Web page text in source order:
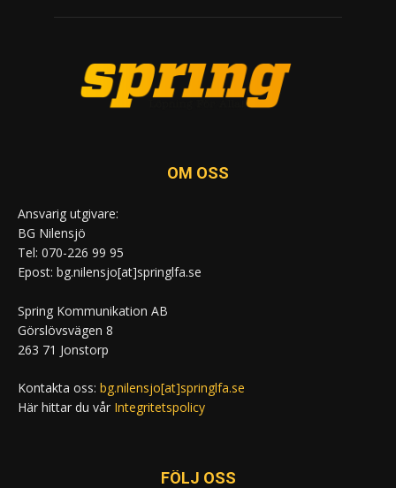
OM OSS
Ansvarig utgivare:
BG Nilensjö
Tel: 070-226 99 95
Epost: bg.nilensjo[at]springlfa.se
Spring Kommunikation AB
Görslövsvägen 8
263 71 Jonstorp
Kontakta oss: bg.nilensjo[at]springlfa.se
Här hittar du vår Integritetspolicy
FÖLJ OSS